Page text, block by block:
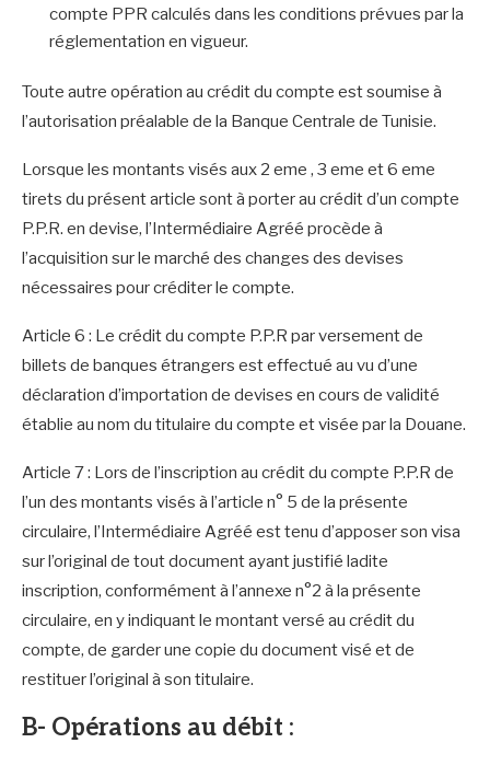
compte PPR calculés dans les conditions prévues par la
réglementation en vigueur.
Toute autre opération au crédit du compte est soumise à
l’autorisation préalable de la Banque Centrale de Tunisie.
Lorsque les montants visés aux 2 eme , 3 eme et 6 eme
tirets du présent article sont à porter au crédit d’un compte
P.P.R. en devise, l’Intermédiaire Agréé procède à
l’acquisition sur le marché des changes des devises
nécessaires pour créditer le compte.
Article 6 : Le crédit du compte P.P.R par versement de
billets de banques étrangers est effectué au vu d’une
déclaration d’importation de devises en cours de validité
établie au nom du titulaire du compte et visée par la Douane.
Article 7 : Lors de l’inscription au crédit du compte P.P.R de
l’un des montants visés à l’article n° 5 de la présente
circulaire, l’Intermédiaire Agréé est tenu d’apposer son visa
sur l’original de tout document ayant justifié ladite
inscription, conformément à l’annexe n°2 à la présente
circulaire, en y indiquant le montant versé au crédit du
compte, de garder une copie du document visé et de
restituer l’original à son titulaire.
B- Opérations au débit :